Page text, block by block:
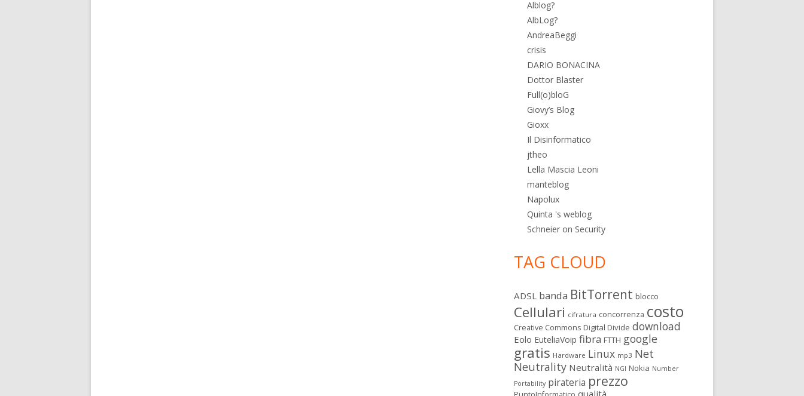
Alblog?
AlbLog?
AndreaBeggi
crisis
DARIO BONACINA
Dottor Blaster
Full(o)bloG
Giovy’s Blog
Gioxx
Il Disinformatico
jtheo
Lella Mascia Leoni
manteblog
Napolux
Quinta 's weblog
Schneier on Security
TAG CLOUD
ADSL banda BitTorrent blocco
Cellulari cifratura concorrenza costo
Creative Commons Digital Divide download
Eolo EuteliaVoip fibra FTTH google
gratis Hardware Linux mp3 Net
Neutrality Neutralità NGI Nokia Number
Portability pirateria prezzo
qualità